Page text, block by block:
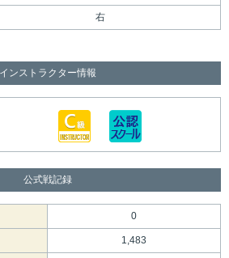
右
インストラクター情報
公式戦記録
0
1,483